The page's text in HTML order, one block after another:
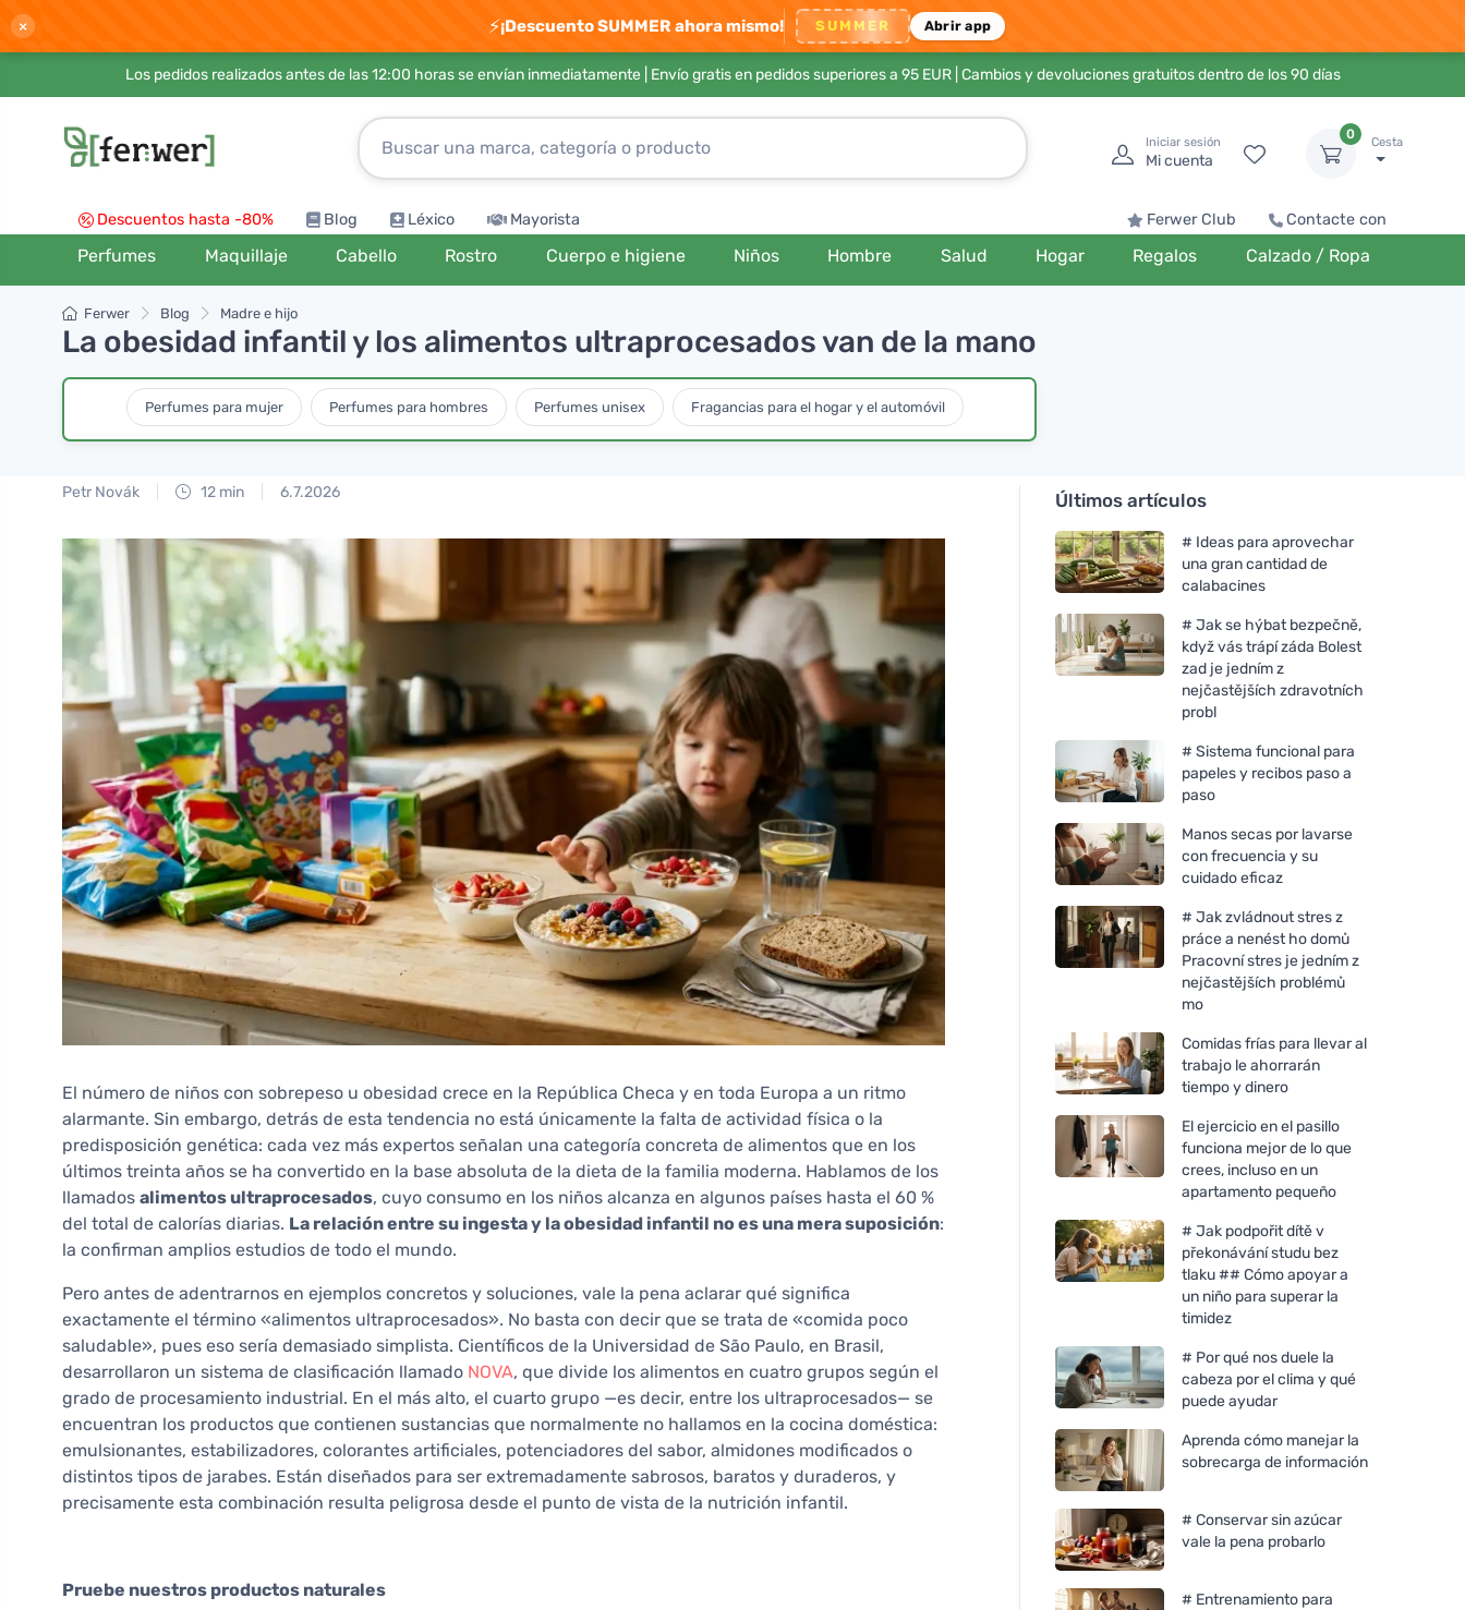
× ⚡¡Descuento SUMMER ahora mismo! SUMMER Abrir app
Los pedidos realizados antes de las 12:00 horas se envían inmediatamente | Envío gratis en pedidos superiores a 95 EUR| Cambios y devoluciones gratuitos dentro de los 90 días
Iniciar sesión
Mi cuenta
0
Cesta
Descuentos hasta -80% Blog Léxico Mayorista Ferwer Club Contacte con
Perfumes Maquillaje Cabello Rostro Cuerpo e higiene Niños Hombre Salud Hogar Regalos Calzado / Ropa
Ferwer Blog Madre e hijo
La obesidad infantil y los alimentos ultraprocesados van de la mano
Perfumes para mujer Perfumes para hombres Perfumes unisex Fragancias para el hogar y el automóvil
Petr Novák 12 min 6.7.2026
El número de niños con sobrepeso u obesidad crece en la República Checa y en toda Europa a un ritmo
alarmante. Sin embargo, detrás de esta tendencia no está únicamente la falta de actividad física o la
predisposición genética: cada vez más expertos señalan una categoría concreta de alimentos que en los
últimos treinta años se ha convertido en la base absoluta de la dieta de la familia moderna. Hablamos de los
llamados alimentos ultraprocesados, cuyo consumo en los niños alcanza en algunos países hasta el 60 %
del total de calorías diarias. La relación entre su ingesta y la obesidad infantil no es una mera suposición:
la confirman amplios estudios de todo el mundo.
Pero antes de adentrarnos en ejemplos concretos y soluciones, vale la pena aclarar qué significa
exactamente el término «alimentos ultraprocesados». No basta con decir que se trata de «comida poco
saludable», pues eso sería demasiado simplista. Científicos de la Universidad de São Paulo, en Brasil,
desarrollaron un sistema de clasificación llamado NOVA, que divide los alimentos en cuatro grupos según el
grado de procesamiento industrial. En el más alto, el cuarto grupo —es decir, entre los ultraprocesados— se
encuentran los productos que contienen sustancias que normalmente no hallamos en la cocina doméstica:
emulsionantes, estabilizadores, colorantes artificiales, potenciadores del sabor, almidones modificados o
distintos tipos de jarabes. Están diseñados para ser extremadamente sabrosos, baratos y duraderos, y
precisamente esta combinación resulta peligrosa desde el punto de vista de la nutrición infantil.
Pruebe nuestros productos naturales
Últimos artículos
# Ideas para aprovechar
una gran cantidad de
calabacines
# Jak se hýbat bezpečně,
když vás trápí záda Bolest
zad je jedním z
nejčastějších zdravotních
probl
# Sistema funcional para
papeles y recibos paso a
paso
Manos secas por lavarse
con frecuencia y su
cuidado eficaz
# Jak zvládnout stres z
práce a nenést ho domů
Pracovní stres je jedním z
nejčastějších problémů
mo
Comidas frías para llevar al
trabajo le ahorrarán
tiempo y dinero
El ejercicio en el pasillo
funciona mejor de lo que
crees, incluso en un
apartamento pequeño
# Jak podpořit dítě v
překonávání studu bez
tlaku ## Cómo apoyar a
un niño para superar la
timidez
# Por qué nos duele la
cabeza por el clima y qué
puede ayudar
Aprenda cómo manejar la
sobrecarga de información
# Conservar sin azúcar
vale la pena probarlo
# Entrenamiento para